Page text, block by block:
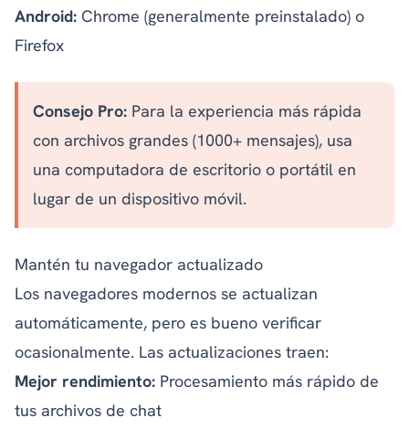
Android: Chrome (generalmente preinstalado) o
Firefox
Consejo Pro: Para la experiencia más rápida
con archivos grandes (1000+ mensajes), usa
una computadora de escritorio o portátil en
lugar de un dispositivo móvil.
Mantén tu navegador actualizado
Los navegadores modernos se actualizan
automáticamente, pero es bueno verificar
ocasionalmente. Las actualizaciones traen:
Mejor rendimiento: Procesamiento más rápido de
tus archivos de chat